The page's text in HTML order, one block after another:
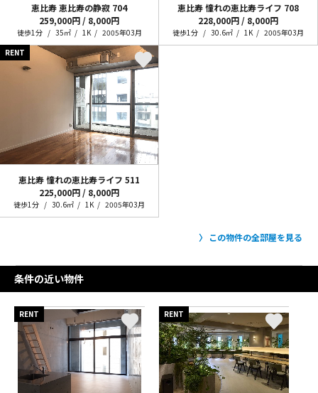
恵比寿 恵比寿の静寂 704
259,000円 / 8,000円
徒歩1分 35㎡ 1K 2005年03月
恵比寿 憧れの恵比寿ライフ 708
228,000円 / 8,000円
徒歩1分 30.6㎡ 1K
2005年03月
RENT
恵比寿 憧れの恵比寿ライフ 511
225,000円 / 8,000円
徒歩1分 30.6㎡ 1K 2005年03月
この物件の全部屋を見る
条件の近い物件
RENT RENT